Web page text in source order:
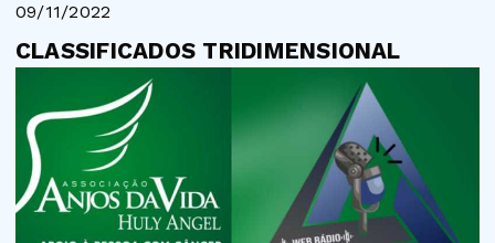
09/11/2022
CLASSIFICADOS TRIDIMENSIONAL